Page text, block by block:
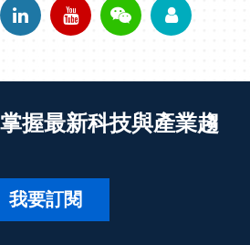
握最新科技與產業趨
我要訂閱